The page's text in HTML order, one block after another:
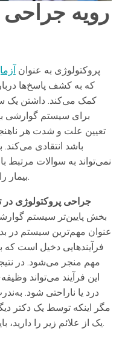
رویه جراحی
پروکتولوژی به عنوان
که به کشف پاسخ‌ها
کمک می‌کند. داشتن یک
برای سیستم گوارشی
تعیین علت و شدت هر
باشد انتقادی
نمی‌تواند به سوالات مرتبط
بیمار را به یک پروکتولوژیست ارجاع دهد.
جراحی پروکتولوژی در
بخش پایین‌تر سیستم
عنوان مهم‌ترین سیستم در
فرآیندهایی دخیل است که
مهم منجر می‌شود. در
این فرآیند می‌تواند
درد یا ناراحتی شود.
مگر اینکه توسط یک دکتر
یک از علائم زیر را دارید، باید به دنبال مراقبت پزشکی باشید.